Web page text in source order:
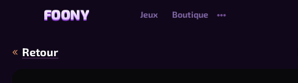
FOONY
FOONY Jeux Boutique •••
Retour